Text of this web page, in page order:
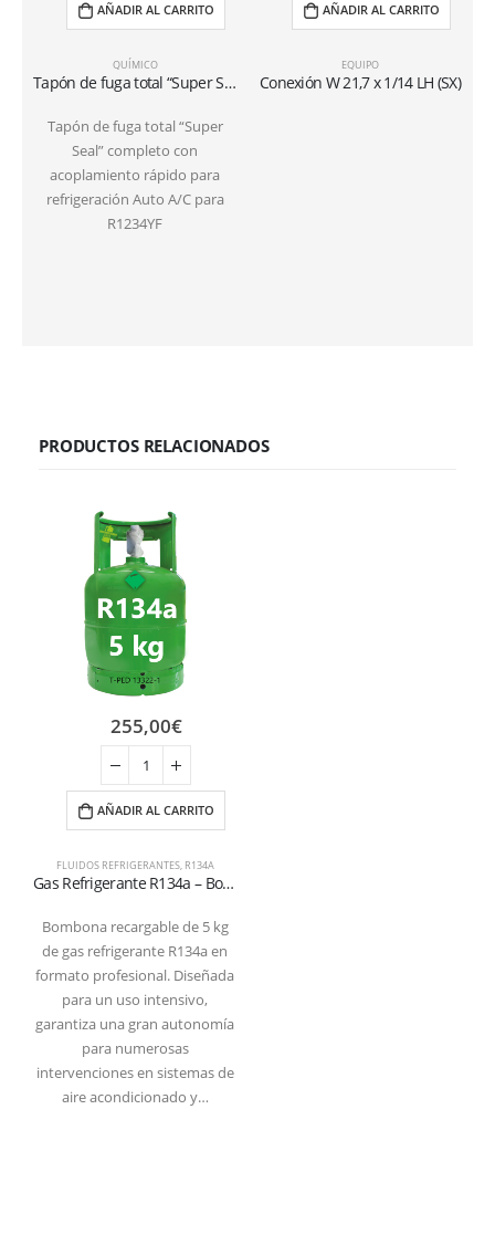
QUÍMICO
Tapón de fuga total “Super Seal” completo con acoplamiento rápido para refrigeración Coche R1234YF
Tapón de fuga total “Super
Seal” completo con
acoplamiento rápido para
refrigeración Auto A/C para
R1234YF
AÑADIR AL CARRITO
EQUIPO
Conexión W 21,7 x 1/14 LH (SX)
AÑADIR AL CARRITO
PRODUCTOS RELACIONADOS
FLUIDOS REFRIGERANTES, R134A
Gas Refrigerante R134a – Bombona Recargable de 5 kg (Certificada T-PED / EN 13322-1)
Bombona recargable de 5 kg
de gas refrigerante R134a en
formato profesional. Diseñada
para un uso intensivo,
garantiza una gran autonomía
para numerosas
intervenciones en sistemas de
aire acondicionado y…
255,00€
AÑADIR AL CARRITO